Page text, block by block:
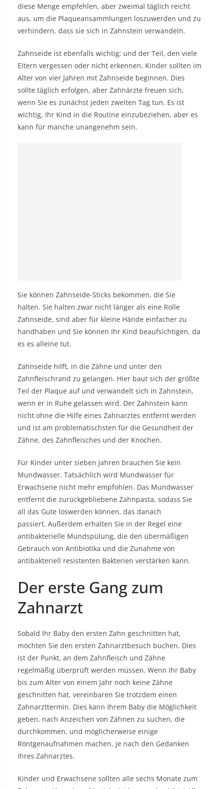
diese Menge empfehlen, aber zweimal täglich reicht
aus, um die Plaqueansammlungen loszuwerden und zu
verhindern, dass sie sich in Zahnstein verwandeln.
Zahnseide ist ebenfalls wichtig; und der Teil, den viele
Eltern vergessen oder nicht erkennen. Kinder sollten im
Alter von vier Jahren mit Zahnseide beginnen. Dies
sollte täglich erfolgen, aber Zahnärzte freuen sich,
wenn Sie es zunächst jeden zweiten Tag tun. Es ist
wichtig, Ihr Kind in die Routine einzubeziehen, aber es
kann für manche unangenehm sein.
Sie können Zahnseide-Sticks bekommen, die Sie
halten. Sie halten zwar nicht länger als eine Rolle
Zahnseide, sind aber für kleine Hände einfacher zu
handhaben und Sie können Ihr Kind beaufsichtigen, da
es es alleine tut.
Zahnseide hilft, in die Zähne und unter den
Zahnfleischrand zu gelangen. Hier baut sich der größte
Teil der Plaque auf und verwandelt sich in Zahnstein,
wenn er in Ruhe gelassen wird. Der Zahnstein kann
nicht ohne die Hilfe eines Zahnarztes entfernt werden
und ist am problematischsten für die Gesundheit der
Zähne, des Zahnfleisches und der Knochen.
Für Kinder unter sieben Jahren brauchen Sie kein
Mundwasser. Tatsächlich wird Mundwasser für
Erwachsene nicht mehr empfohlen. Das Mundwasser
entfernt die zurückgebliebene Zahnpasta, sodass Sie
all das Gute loswerden können, das danach
passiert. Außerdem erhalten Sie in der Regel eine
antibakterielle Mundspülung, die den übermäßigen
Gebrauch von Antibiotika und die Zunahme von
antibakteriell resistenten Bakterien verstärken kann.
Der erste Gang zum
Zahnarzt
Sobald Ihr Baby den ersten Zahn geschnitten hat,
möchten Sie den ersten Zahnarztbesuch buchen. Dies
ist der Punkt, an dem Zahnfleisch und Zähne
regelmäßig überprüft werden müssen. Wenn Ihr Baby
bis zum Alter von einem Jahr noch keine Zähne
geschnitten hat, vereinbaren Sie trotzdem einen
Zahnarzttermin. Dies kann Ihrem Baby die Möglichkeit
geben, nach Anzeichen von Zähnen zu suchen, die
durchkommen, und möglicherweise einige
Röntgenaufnahmen machen, je nach den Gedanken
Ihres Zahnarztes.
Kinder und Erwachsene sollten alle sechs Monate zum